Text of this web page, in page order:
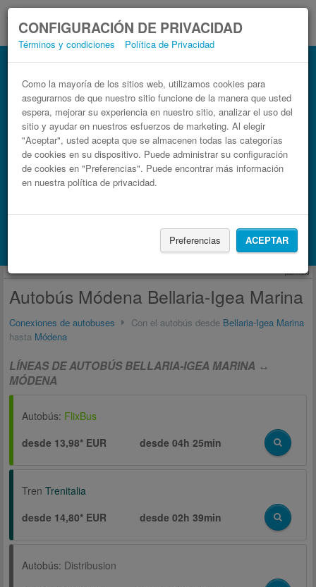
CONFIGURACIÓN DE PRIVACIDAD
Términos y condiciones Política de Privacidad
Como la mayoría de los sitios web, utilizamos cookies para
asegurarnos de que nuestro sitio funcione de la manera que usted
espera, mejorar su experiencia en nuestro sitio, analizar el uso del
sitio y ayudar en nuestros esfuerzos de marketing. Al elegir
"Aceptar", usted acepta que se almacenen todas las categorías
de cookies en su dispositivo. Puede administrar su configuración
de cookies en "Preferencias". Puede encontrar más información
en nuestra política de privacidad.
Preferencias ACEPTAR
Autobús Bellaria-Igea Marina Módena
Billetes de autobuses en solo 3 pasos
Busca también alojamiento con Booking.com
publicidad
Autobús Módena Bellaria-Igea Marina
Conexiones de autobuses Con el autobús desde Bellaria-Igea Marina
hasta Módena
LÍNEAS DE AUTOBÚS BELLARIA-IGEA MARINA ↔
MÓDENA
Autobús: FlixBus
desde 13,98* EUR
desde04h 25min
Tren Trenitalia
desde 14,80* EUR
desde02h 39min
Autobús: Distribusion